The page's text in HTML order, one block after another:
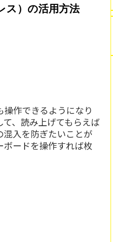
）の活用方法
作できるようになり
、読み上げてもらえば
混入を防ぎたいことが
ードを操作すれば枚